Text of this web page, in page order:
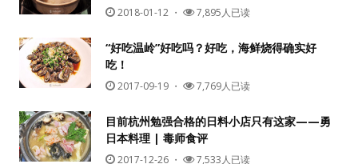
2018-01-12 ・ 7,895人已读
“好吃温岭”好吃吗？好吃，海鲜烧得确实好
吃！
2017-09-19 ・ 7,769人已读
目前杭州勉强合格的日料小店只有这家——勇
日本料理 | 毒师食评
2017-12-26 ・ 7,533人已读